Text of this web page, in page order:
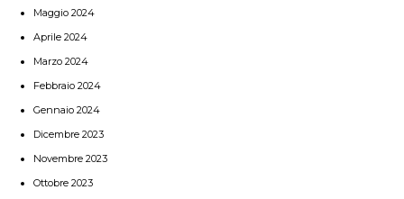
Maggio 2024
Aprile 2024
Marzo 2024
Febbraio 2024
Gennaio 2024
Dicembre 2023
Novembre 2023
Ottobre 2023